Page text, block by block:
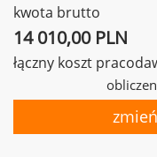
kwota brutto
14 010,00 PLN
łączny koszt